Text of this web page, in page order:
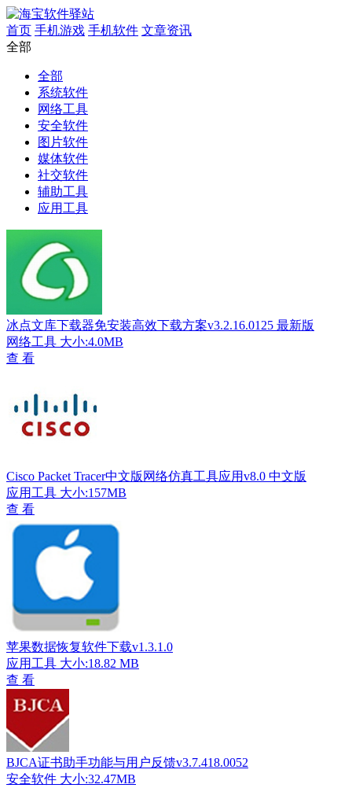
首页 手机游戏 手机软件 文章资讯
全部
全部
系统软件
网络工具
安全软件
图片软件
媒体软件
社交软件
辅助工具
应用工具
冰点文库下载器免安装高效下载方案v3.2.16.0125 最新版
网络工具 大小:4.0MB
查 看
Cisco Packet Tracer中文版网络仿真工具应用v8.0 中文版
应用工具 大小:157MB
查 看
苹果数据恢复软件下载v1.3.1.0
应用工具 大小:18.82 MB
查 看
BJCA证书助手功能与用户反馈v3.7.418.0052
安全软件 大小:32.47MB